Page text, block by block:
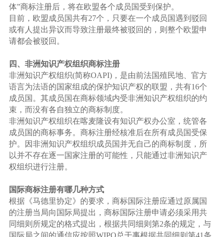
体”商标注册后，将在欧盟各个成员国受到保护。
目前，欧盟成员国共有27个，只要在一个成员国遇到驳回
或有人提出异议而导致注册最终被驳回的，则整个欧盟申
请都会被驳回。
四、非洲知识产权组织商标注册
非洲知识产权组织(简称OAPI)，是由前法国殖民地、官方
语言为法语的国家组成的保护知识产权的联盟，共有16个
成员国。其成员国在商标领域内受非洲知识产权组织的约
束，而没有各自独立的商标制度。
非洲知识产权组织在喀麦隆设有知识产权办公室，统管各
成员国的商标事务。商标注册经核准后在所有成员国受保
护。因非洲知识产权组织成员国并无自己的商标制度，所
以并不存在逐一国家注册的可能性，只能通过非洲知识产
权组织进行注册。
国际商标注册有哪几种方式
根据《马德里协定》的要求，商标国际注册应通过原属国
的注册当局向国际局提出，商标国际注册申请必须采用共
同细则所规定的格式提出，根据共同细则第2条的规定，与
国际局之间的通信应按照WIPO总干事根据共同细则第41条